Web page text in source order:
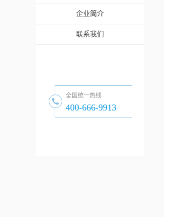
企业简介
联系我们
全国统一热线
400-666-9913